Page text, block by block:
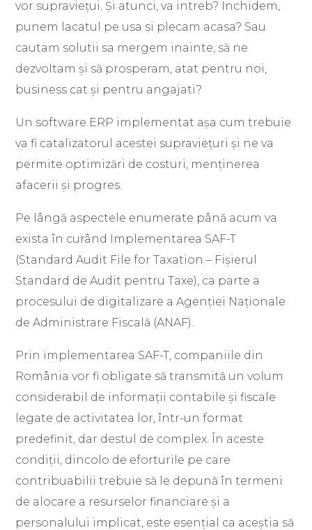
vor supraviețui. Și atunci, va intreb? Inchidem,
punem lacatul pe usa si plecam acasa? Sau
cautam solutii sa mergem inainte, să ne
dezvoltam și să prosperam, atat pentru noi,
business cat și pentru angajati?
Un software ERP implementat așa cum trebuie
va fi catalizatorul acestei supraviețuri și ne va
permite optimizări de costuri, menținerea
afacerii și progres.
Pe lângă aspectele enumerate până acum va
exista în curând Implementarea SAF-T
(Standard Audit File for Taxation – Fișierul
Standard de Audit pentru Taxe), ca parte a
procesului de digitalizare a Agenției Naționale
de Administrare Fiscală (ANAF).
Prin implementarea SAF-T, companiile din
România vor fi obligate să transmită un volum
considerabil de informații contabile și fiscale
legate de activitatea lor, într-un format
predefinit, dar destul de complex. În aceste
condiții, dincolo de eforturile pe care
contribuabilii trebuie să le depună în termeni
de alocare a resurselor financiare și a
personalului implicat, este esențial ca aceștia să